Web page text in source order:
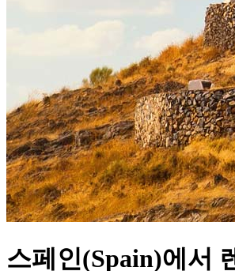
스페인(Spain)에서